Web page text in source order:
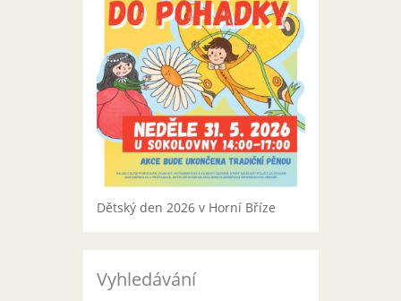
Dětský den 2026 v Horní Bříze
Vyhledávání